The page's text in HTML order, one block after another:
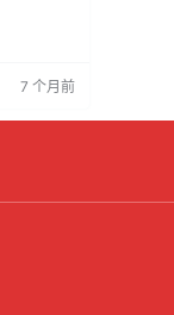
通、倾
任并提
信息。这
人才。
7 个月前